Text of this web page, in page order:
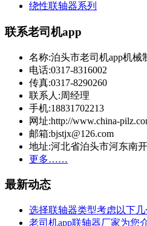
绕性联轴器系列
联系老司机app
名称:泊头市老司机app机械
电话:0317-8316002
传真:0317-8290260
联系人:周经理
手机:18831702213
网址:http://www.china-
邮箱:bjstjx@126.com
地址:河北省泊头市河东南
更多……
最新动态
选择联轴器类型考虑以下几
老司机app联轴器厂家为您